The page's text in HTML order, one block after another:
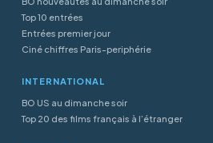
Top 10 entrées
Entrées premier jour
Ciné chiffres Paris-periphérie
INTERNATIONAL
BO US au dimanche soir
Top 20 des films français à l’étranger